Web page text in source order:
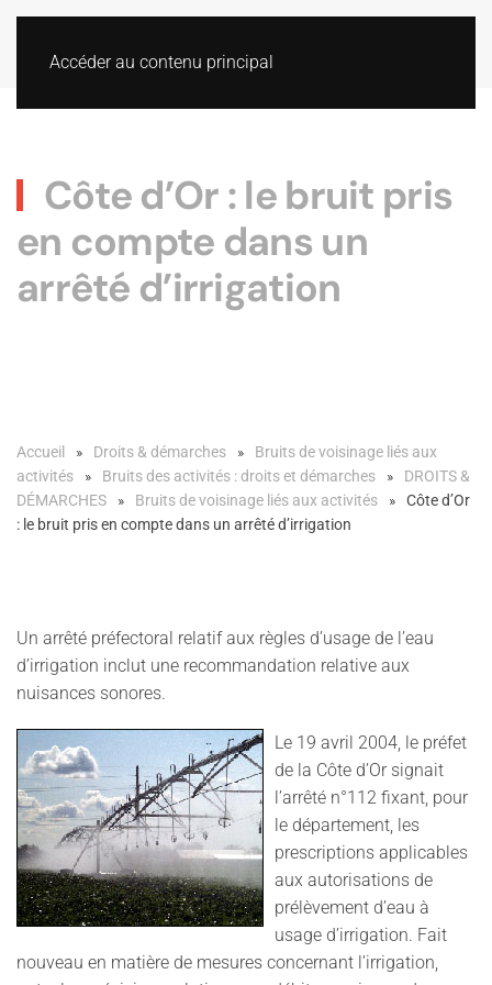
Accéder au contenu principal
Côte d’Or : le bruit pris
en compte dans un
arrêté d’irrigation
Accueil Droits & démarches
Bruits de voisinage liés aux
activités
Bruits des activités : droits et démarches
DROITS &
DÉMARCHES
Bruits de voisinage liés aux activités
Côte d’Or
: le bruit pris en compte dans un arrêté d’irrigation
Un arrêté préfectoral relatif aux règles d’usage de l’eau
d’irrigation inclut une recommandation relative aux
nuisances sonores.
Le 19 avril 2004, le préfet
de la Côte d’Or signait
l’arrêté n°112 fixant, pour
le département, les
prescriptions applicables
aux autorisations de
prélèvement d’eau à
usage d’irrigation. Fait
nouveau en matière de mesures concernant l’irrigation,